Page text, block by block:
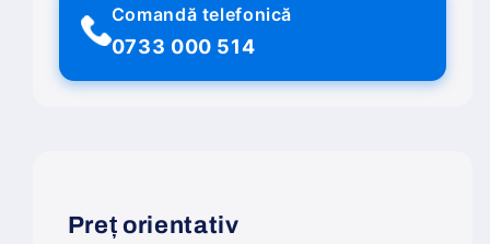
Comandă telefonică
0733 000 514
Preț orientativ